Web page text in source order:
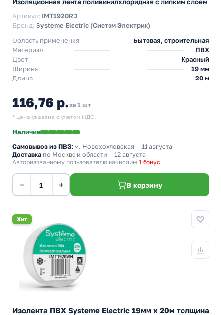
Изоляционная лента поливинилхлоридная с липким слоем
Артикул: IMT1920RD
Бренд: Systeme Electric (Систэм Электрик)
Область применения
Бытовая, строительная
Материал
ПВХ
Цвет
Красный
Ширина
19 мм
Длина
20 м
116,76 р.за 1 шт
* цена указана с учетом НДС.
Наличие
Самовывоз из ПВЗ: м. Новохохловская — 11 августа
Доставка по Москве и области — 12 августа
Авторизованному пользователю начислим 1 бонус
− + В корзину
Хит
Изолента ПВХ Systeme Electric 19мм х 20м толщина